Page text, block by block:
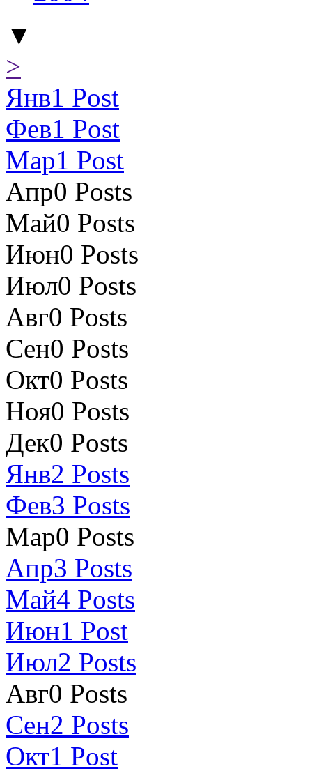
▼
>
Янв1 Post
Фев1 Post
Мар1 Post
Апр0 Posts
Май0 Posts
Июн0 Posts
Июл0 Posts
Авг0 Posts
Сен0 Posts
Окт0 Posts
Ноя0 Posts
Дек0 Posts
Янв2 Posts
Фев3 Posts
Мар0 Posts
Апр3 Posts
Май4 Posts
Июн1 Post
Июл2 Posts
Авг0 Posts
Сен2 Posts
Окт1 Post